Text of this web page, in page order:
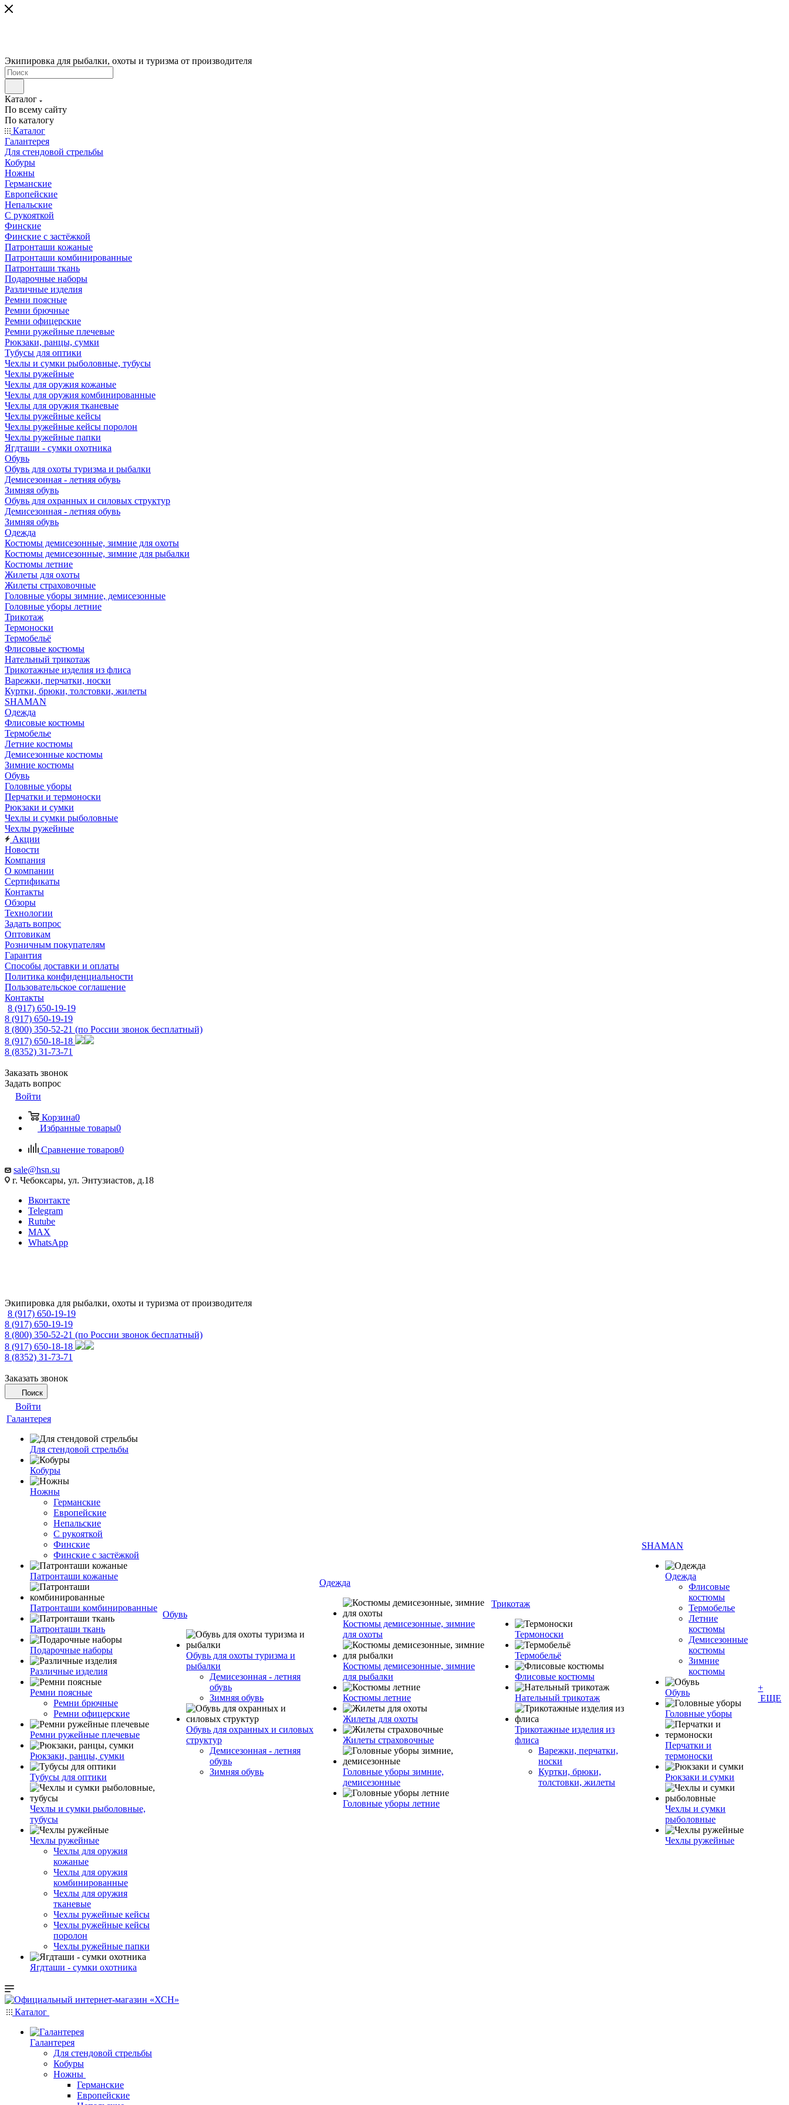
Экипировка для рыбалки, охоты и туризма от производителя
Каталог
По всему сайту
По каталогу
Каталог
Галантерея
Для стендовой стрельбы
Кобуры
Ножны
Германские
Европейские
Непальские
С рукояткой
Финские
Финские с застёжкой
Патронташи кожаные
Патронташи комбинированные
Патронташи ткань
Подарочные наборы
Различные изделия
Ремни поясные
Ремни брючные
Ремни офицерские
Ремни ружейные плечевые
Рюкзаки, ранцы, сумки
Тубусы для оптики
Чехлы и сумки рыболовные, тубусы
Чехлы ружейные
Чехлы для оружия кожаные
Чехлы для оружия комбинированные
Чехлы для оружия тканевые
Чехлы ружейные кейсы
Чехлы ружейные кейсы поролон
Чехлы ружейные папки
Ягдташи - сумки охотника
Обувь
Обувь для охоты туризма и рыбалки
Демисезонная - летняя обувь
Зимняя обувь
Обувь для охранных и силовых структур
Демисезонная - летняя обувь
Зимняя обувь
Одежда
Костюмы демисезонные, зимние для охоты
Костюмы демисезонные, зимние для рыбалки
Костюмы летние
Жилеты для охоты
Жилеты страховочные
Головные уборы зимние, демисезонные
Головные уборы летние
Трикотаж
Термоноски
Термобельё
Флисовые костюмы
Нательный трикотаж
Трикотажные изделия из флиса
Варежки, перчатки, носки
Куртки, брюки, толстовки, жилеты
SHAMAN
Одежда
Флисовые костюмы
Термобелье
Летние костюмы
Демисезонные костюмы
Зимние костюмы
Обувь
Головные уборы
Перчатки и термоноски
Рюкзаки и сумки
Чехлы и сумки рыболовные
Чехлы ружейные
Акции
Новости
Компания
О компании
Сертификаты
Контакты
Обзоры
Технологии
Задать вопрос
Оптовикам
Розничным покупателям
Гарантия
Способы доставки и оплаты
Политика конфиденциальности
Пользовательское соглашение
Контакты
8 (917) 650-19-19
8 (917) 650-19-19
8 (800) 350-52-21 (по России звонок бесплатный)
8 (917) 650-18-18
8 (8352) 31-73-71
Заказать звонок
Задать вопрос
Войти
Корзина0
Избранные товары0
Сравнение товаров0
sale@hsn.su
г. Чебоксары, ул. Энтузиастов, д.18
Вконтакте
Telegram
Rutube
MAX
WhatsApp
Экипировка для рыбалки, охоты и туризма от производителя
8 (917) 650-19-19
8 (917) 650-19-19
8 (800) 350-52-21 (по России звонок бесплатный)
8 (917) 650-18-18
8 (8352) 31-73-71
Заказать звонок
Поиск
Войти
Галантерея
Для стендовой стрельбы
Кобуры
Ножны
Германские
Европейские
Непальские
С рукояткой
Финские
Финские с застёжкой
Патронташи кожаные
Патронташи комбинированные
Патронташи ткань
Подарочные наборы
Различные изделия
Ремни поясные
Ремни брючные
Ремни офицерские
Ремни ружейные плечевые
Рюкзаки, ранцы, сумки
Тубусы для оптики
Чехлы и сумки рыболовные,
тубусы
Чехлы ружейные
Чехлы для оружия
кожаные
Чехлы для оружия
комбинированные
Чехлы для оружия
тканевые
Чехлы ружейные кейсы
Чехлы ружейные кейсы
поролон
Чехлы ружейные папки
Ягдташи - сумки охотника
Обувь
Обувь для охоты туризма и
рыбалки
Демисезонная - летняя
обувь
Зимняя обувь
Обувь для охранных и силовых
структур
Демисезонная - летняя
обувь
Зимняя обувь
Одежда
Костюмы демисезонные, зимние
для охоты
Костюмы демисезонные, зимние
для рыбалки
Костюмы летние
Жилеты для охоты
Жилеты страховочные
Головные уборы зимние,
демисезонные
Головные уборы летние
Трикотаж
Термоноски
Термобельё
Флисовые костюмы
Нательный трикотаж
Трикотажные изделия из
флиса
Варежки, перчатки,
носки
Куртки, брюки,
толстовки, жилеты
SHAMAN
Одежда
Флисовые
костюмы
Термобелье
Летние
костюмы
Демисезонные
костюмы
Зимние
костюмы
Обувь
Головные уборы
Перчатки и
термоноски
Рюкзаки и сумки
Чехлы и сумки
рыболовные
Чехлы ружейные
+
ЕЩЕ
Каталог
Галантерея
Для стендовой стрельбы
Кобуры
Ножны
Германские
Европейские